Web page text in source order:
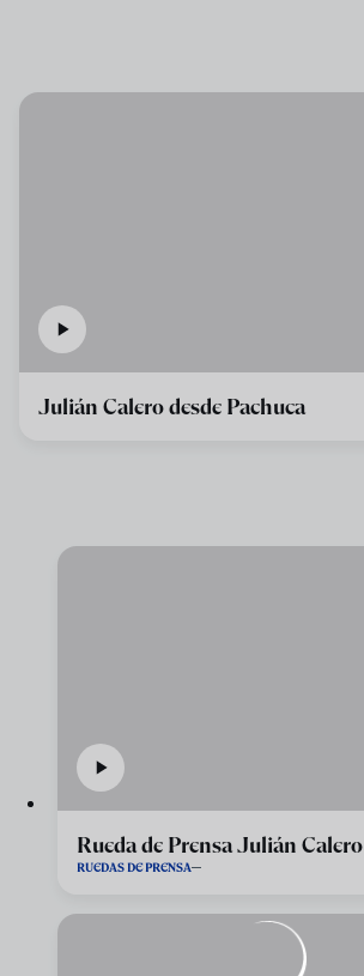
Julián Calero desde Pachuca
Rueda de Prensa Julián Calero
RUEDAS DE PRENSA